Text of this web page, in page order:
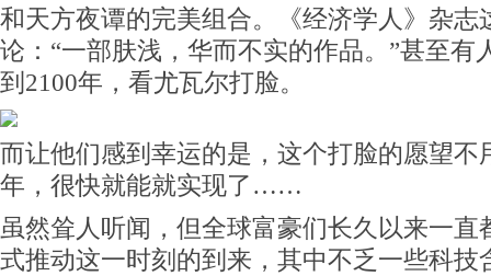
和天方夜谭的完美组合。《经济学人》杂志
论：“一部肤浅，华而不实的作品。”甚至有
到2100年，看尤瓦尔打脸。
而让他们感到幸运的是，这个打脸的愿望不
年，很快就能就实现了……
虽然耸人听闻，但全球富豪们长久以来一直
式推动这一时刻的到来，其中不乏一些科技